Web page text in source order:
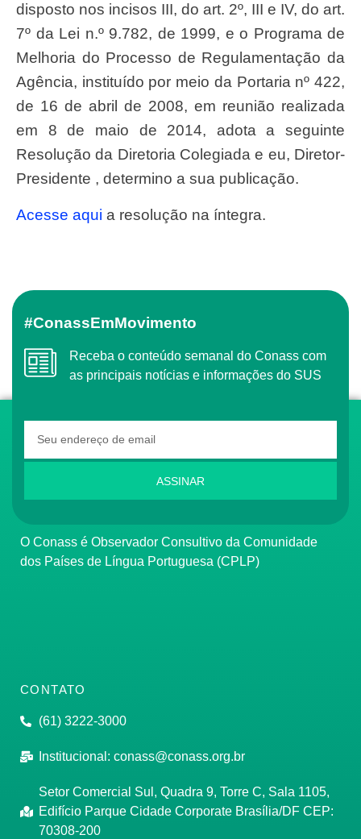
disposto nos incisos III, do art. 2º, III e IV, do art.
7º da Lei n.º 9.782, de 1999, e o Programa de
Melhoria do Processo de Regulamentação da
Agência, instituído por meio da Portaria nº 422,
de 16 de abril de 2008, em reunião realizada
em 8 de maio de 2014, adota a seguinte
Resolução da Diretoria Colegiada e eu, Diretor-
Presidente , determino a sua publicação.
Acesse aqui a resolução na íntegra.
#ConassEmMovimento
Receba o conteúdo semanal do Conass com
as principais notícias e informações do SUS
ASSINAR
O Conass é Observador Consultivo da Comunidade
dos Países de Língua Portuguesa (CPLP)
CONTATO
(61) 3222-3000
Institucional: conass@conass.org.br
Setor Comercial Sul, Quadra 9, Torre C, Sala 1105,
Edifício Parque Cidade Corporate Brasília/DF CEP:
70308-200